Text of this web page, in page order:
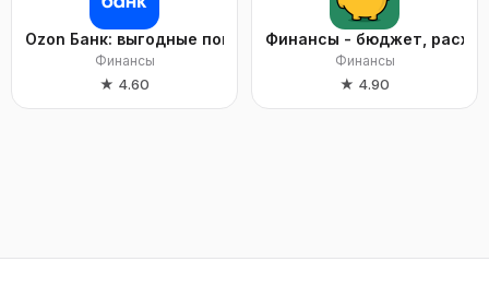
Ozon Банк: выгодные покупки
Финансы
★ 4.60
Финансы - бюджет,
Финансы
★ 4.90